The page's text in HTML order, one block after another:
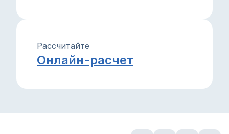
Рассчитайте
Онлайн-расчет